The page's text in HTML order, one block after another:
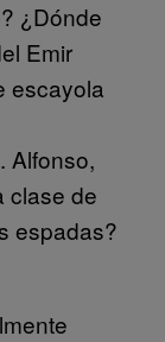
¿Dónde
Emir
escayola
Alfonso,
clase de
espadas?